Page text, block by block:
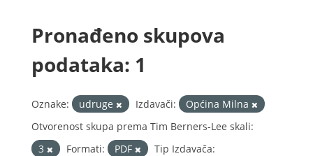
Pronađeno skupova
podataka: 1
Oznake: udruge Izdavači:
Općina Milna
Otvorenost skupa prema Tim Berners-Lee skali:
3
Formati: PDF
Tip Izdavača: